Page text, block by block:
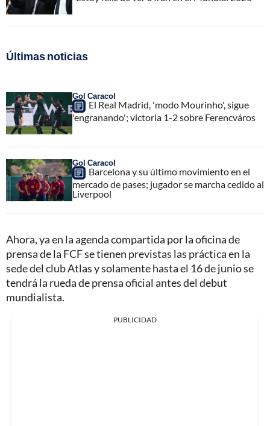
Últimas noticias
Gol Caracol
El Real Madrid, 'modo Mourinho', sigue
'engranando'; victoria 1-2 sobre Ferencváros
Gol Caracol
Barcelona y su último movimiento en el
mercado de pases; jugador se marcha cedido al
Liverpool
Ahora, ya en la agenda compartida por la oficina de
prensa de la FCF se tienen previstas las práctica en la
sede del club Atlas y solamente hasta el 16 de junio se
tendrá la rueda de prensa oficial antes del debut
mundialista.
PUBLICIDAD